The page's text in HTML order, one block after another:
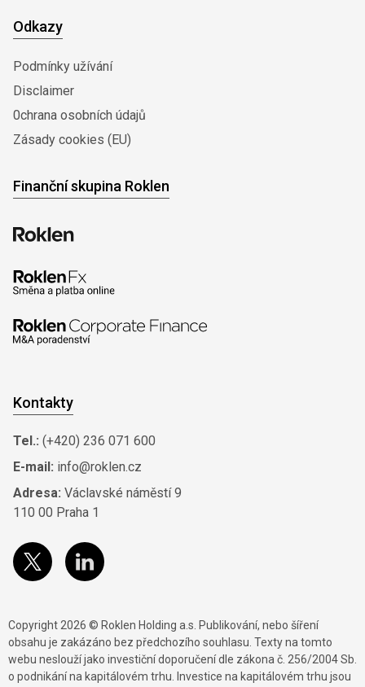
Odkazy
Podmínky užívání
Disclaimer
0chrana osobních údajů
Zásady cookies (EU)
Finanční skupina Roklen
Kontakty
Tel.: (+420) 236 071 600
E-mail: info@roklen.cz
Adresa: Václavské náměstí 9
110 00 Praha 1
Copyright 2026 © Roklen Holding a.s. Publikování, nebo šíření
obsahu je zakázáno bez předchozího souhlasu. Texty na tomto
webu neslouží jako investiční doporučení dle zákona č. 256/2004 Sb.
o podnikání na kapitálovém trhu. Investice na kapitálovém trhu jsou